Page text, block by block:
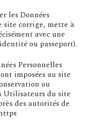
les Données
site corrige, mette à
avec une
ou passeport).
Personnelles
imposées au site
ou
Utilisateurs du site
des autorités de